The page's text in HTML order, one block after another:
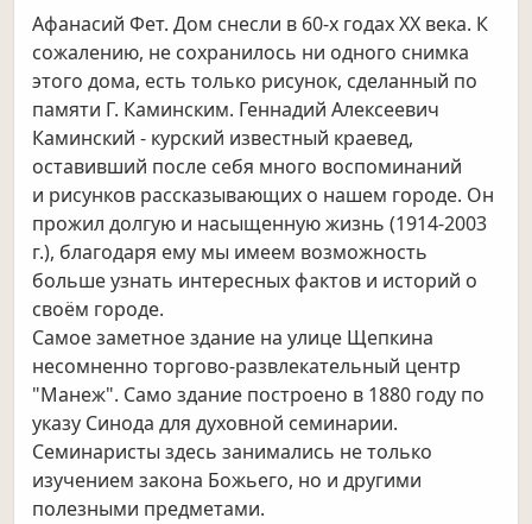
Афанасий Фет. Дом снесли в 60-х годах ХХ века. К
сожалению, не сохранилось ни одного снимка
этого дома, есть только рисунок, сделанный по
памяти Г. Каминским. Геннадий Алексеевич
Каминский - курский известный краевед,
оставивший после себя много воспоминаний
и рисунков рассказывающих о нашем городе. Он
прожил долгую и насыщенную жизнь (1914-2003
г.), благодаря ему мы имеем возможность
больше узнать интересных фактов и историй о
своём городе.
Самое заметное здание на улице Щепкина
несомненно торгово-развлекательный центр
"Манеж". Само здание построено в 1880 году по
указу Синода для духовной семинарии.
Семинаристы здесь занимались не только
изучением закона Божьего, но и другими
полезными предметами.